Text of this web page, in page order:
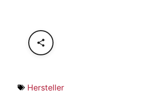
Hersteller